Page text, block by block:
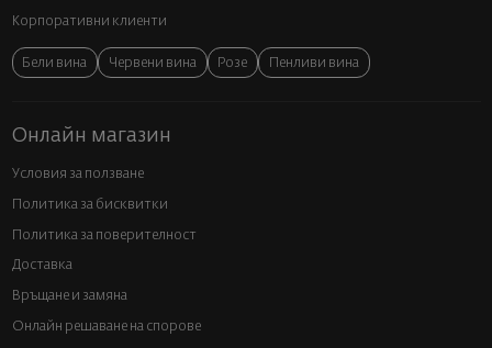
Корпоративни клиенти
Бели вина Червени вина Розе Пенливи вина
Онлайн магазин
Условия за ползване
Политика за бисквитки
Политика за поверителност
Доставка
Връщане и замяна
Онлайн решаване на спорове